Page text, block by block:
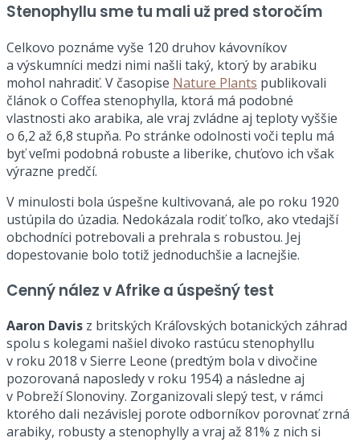
Stenophyllu sme tu mali už pred storočím
Celkovo poznáme vyše 120 druhov kávovníkov
a výskumníci medzi nimi našli taký, ktorý by arabiku
mohol nahradiť. V časopise Nature Plants publikovali
článok o Coffea stenophylla, ktorá má podobné
vlastnosti ako arabika, ale vraj zvládne aj teploty vyššie
o 6,2 až 6,8 stupňa. Po stránke odolnosti voči teplu má
byť veľmi podobná robuste a liberike, chuťovo ich však
výrazne predčí.
V minulosti bola úspešne kultivovaná, ale po roku 1920
ustúpila do úzadia. Nedokázala rodiť toľko, ako vtedajší
obchodníci potrebovali a prehrala s robustou. Jej
dopestovanie bolo totiž jednoduchšie a lacnejšie.
Cenný nález v Afrike a úspešný test
Aaron Davis z britských Kráľovských botanických záhrad
spolu s kolegami našiel divoko rastúcu stenophyllu
v roku 2018 v Sierre Leone (predtým bola v divočine
pozorovaná naposledy v roku 1954) a následne aj
v Pobreží Slonoviny. Zorganizovali slepý test, v rámci
ktorého dali nezávislej porote odborníkov porovnať zrná
arabiky, robusty a stenophylly a vraj až 81% z nich si